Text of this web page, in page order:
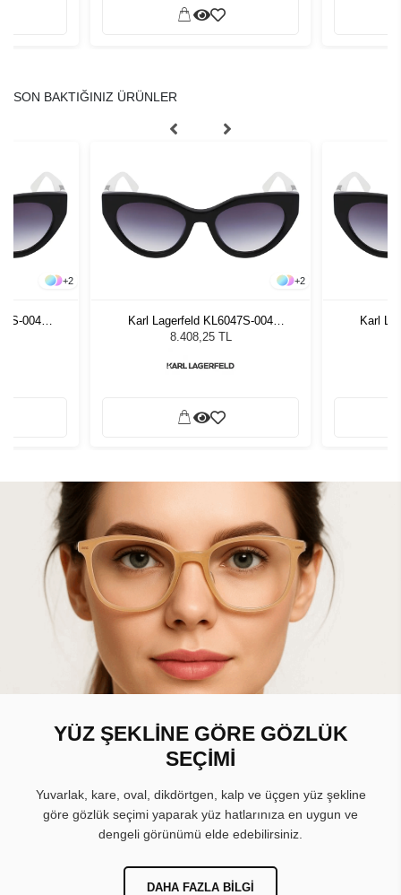
SON BAKTIĞINIZ ÜRÜNLER
+2
004
+2
Karl Lagerfeld KL6047S-004
Black&White Kadın Güneş Gözlüğü
8.408,25 TL
Karl
YÜZ ŞEKLİNE GÖRE GÖZLÜK
SEÇİMİ
Yuvarlak, kare, oval, dikdörtgen, kalp ve üçgen yüz şekline
göre gözlük seçimi yaparak yüz hatlarınıza en uygun ve
dengeli görünümü elde edebilirsiniz.
DAHA FAZLA BILGI